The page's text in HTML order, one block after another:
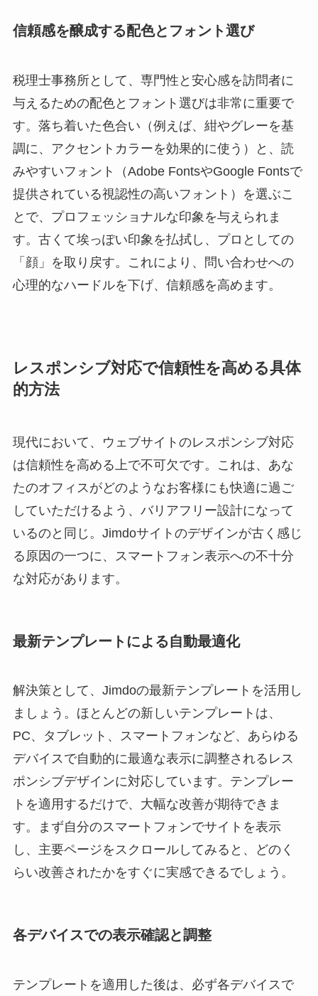
信頼感を醸成する配色とフォント選び
税理士事務所として、専門性と安心感を訪問者に
与えるための配色とフォント選びは非常に重要で
す。落ち着いた色合い（例えば、紺やグレーを基
調に、アクセントカラーを効果的に使う）と、読
みやすいフォント（Adobe FontsやGoogle Fontsで
提供されている視認性の高いフォント）を選ぶこ
とで、プロフェッショナルな印象を与えられま
す。古くて埃っぽい印象を払拭し、プロとしての
「顔」を取り戻す。これにより、問い合わせへの
心理的なハードルを下げ、信頼感を高めます。
レスポンシブ対応で信頼性を高める具体
的方法
現代において、ウェブサイトのレスポンシブ対応
は信頼性を高める上で不可欠です。これは、あな
たのオフィスがどのようなお客様にも快適に過ご
していただけるよう、バリアフリー設計になって
いるのと同じ。Jimdoサイトのデザインが古く感じ
る原因の一つに、スマートフォン表示への不十分
な対応があります。
最新テンプレートによる自動最適化
解決策として、Jimdoの最新テンプレートを活用し
ましょう。ほとんどの新しいテンプレートは、
PC、タブレット、スマートフォンなど、あらゆる
デバイスで自動的に最適な表示に調整されるレス
ポンシブデザインに対応しています。テンプレー
トを適用するだけで、大幅な改善が期待できま
す。まず自分のスマートフォンでサイトを表示
し、主要ページをスクロールしてみると、どのく
らい改善されたかをすぐに実感できるでしょう。
各デバイスでの表示確認と調整
テンプレートを適用した後は、必ず各デバイスで